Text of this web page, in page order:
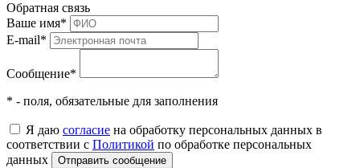
Обратная связь
Ваше имя*
E-mail*
Сообщение*
* - поля, обязательные для заполнения
Я даю согласие на обработку персональных данных в
соответствии с Политикой по обработке персональных
данных
Отправить сообщение